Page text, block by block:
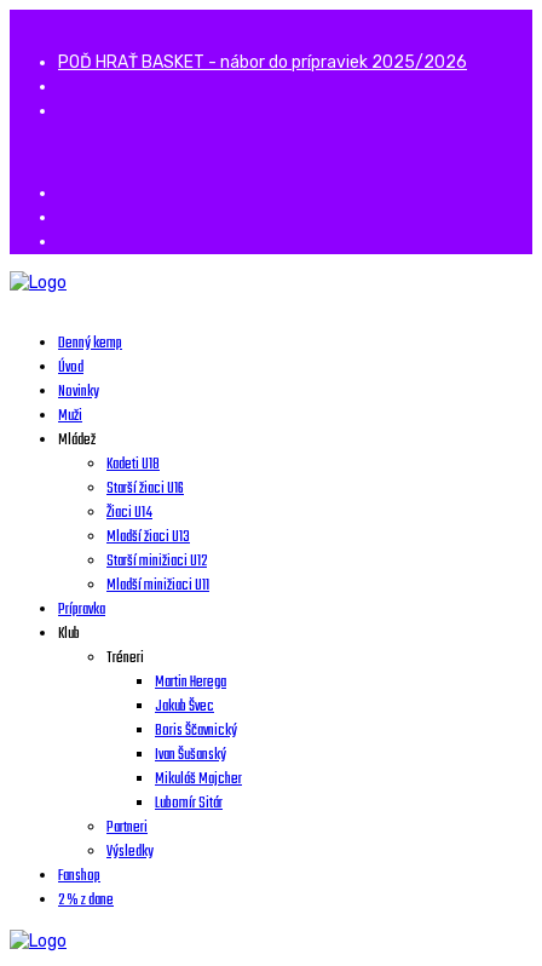
POĎ HRAŤ BASKET - nábor do prípraviek 2025/2026
Denný kemp
Úvod
Novinky
Muži
Mládež
Kadeti U18
Starší žiaci U16
Žiaci U14
Mladší žiaci U13
Starší minižiaci U12
Mladší minižiaci U11
Prípravka
Klub
Tréneri
Martin Herega
Jakub Švec
Boris Ščavnický
Ivan Šušanský
Mikuláš Majcher
Lubomír Sitár
Partneri
Výsledky
Fanshop
2 % z dane